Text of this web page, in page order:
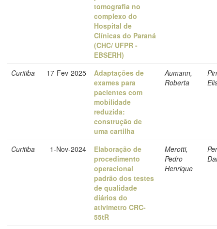
tomografia no
complexo do
Hospital de
Clínicas do Paraná
(CHC/ UFPR -
EBSERH)
Curitiba 17-Fev-2025
Adaptações de
exames para
pacientes com
mobilidade
reduzida:
construção de
uma cartilha
Aumann,
Roberta
Curitiba 1-Nov-2024
Elaboração de
procedimento
operacional
padrão dos testes
de qualidade
diários do
ativímetro CRC-
55tR
Merotti,
Pedro
Henrique